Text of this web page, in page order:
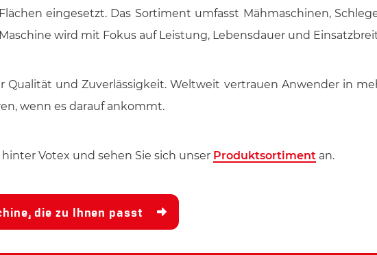
eingesetzt. Das Sortiment umfasst Mähmaschinen,
wird mit Fokus auf Leistung, Lebensdauer und
Qualität und Zuverlässigkeit. Weltweit vertrauen Anwender in
wenn es darauf ankommt.
Votex und sehen Sie sich unser Produktsortiment an.
die zu Ihnen passt